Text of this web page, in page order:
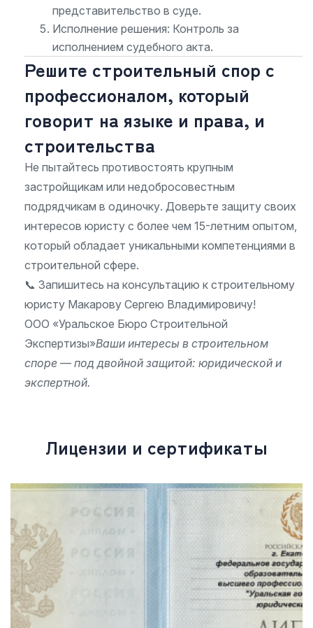
представительство в суде.
Исполнение решения: Контроль за
исполнением судебного акта.
Решите строительный спор с
профессионалом, который
говорит на языке и права, и
строительства
Не пытайтесь противостоять крупным
застройщикам или недобросовестным
подрядчикам в одиночку. Доверьте защиту своих
интересов юристу с более чем 15-летним опытом,
который обладает уникальными компетенциями в
строительной сфере.
📞 Запишитесь на консультацию к строительному
юристу Макарову Сергею Владимировичу!
ООО «Уральское Бюро Строительной
Экспертизы»Ваши интересы в строительном
споре — под двойной защитой: юридической и
экспертной.
Лицензии и сертификаты